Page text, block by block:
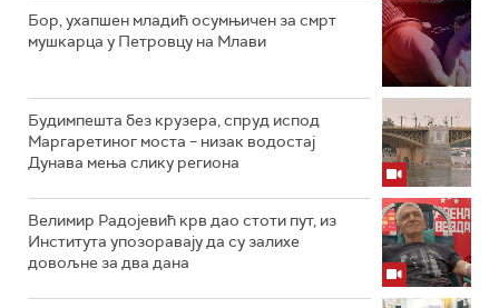
Бор, ухапшен младић осумњичен за смрт
мушкарца у Петровцу на Млави
Будимпешта без крузера, спруд испод
Маргаретиног моста – низак водостај
Дунава мења слику региона
Велимир Радојевић крв дао стоти пут, из
Института упозоравају да су залихе
довољне за два дана